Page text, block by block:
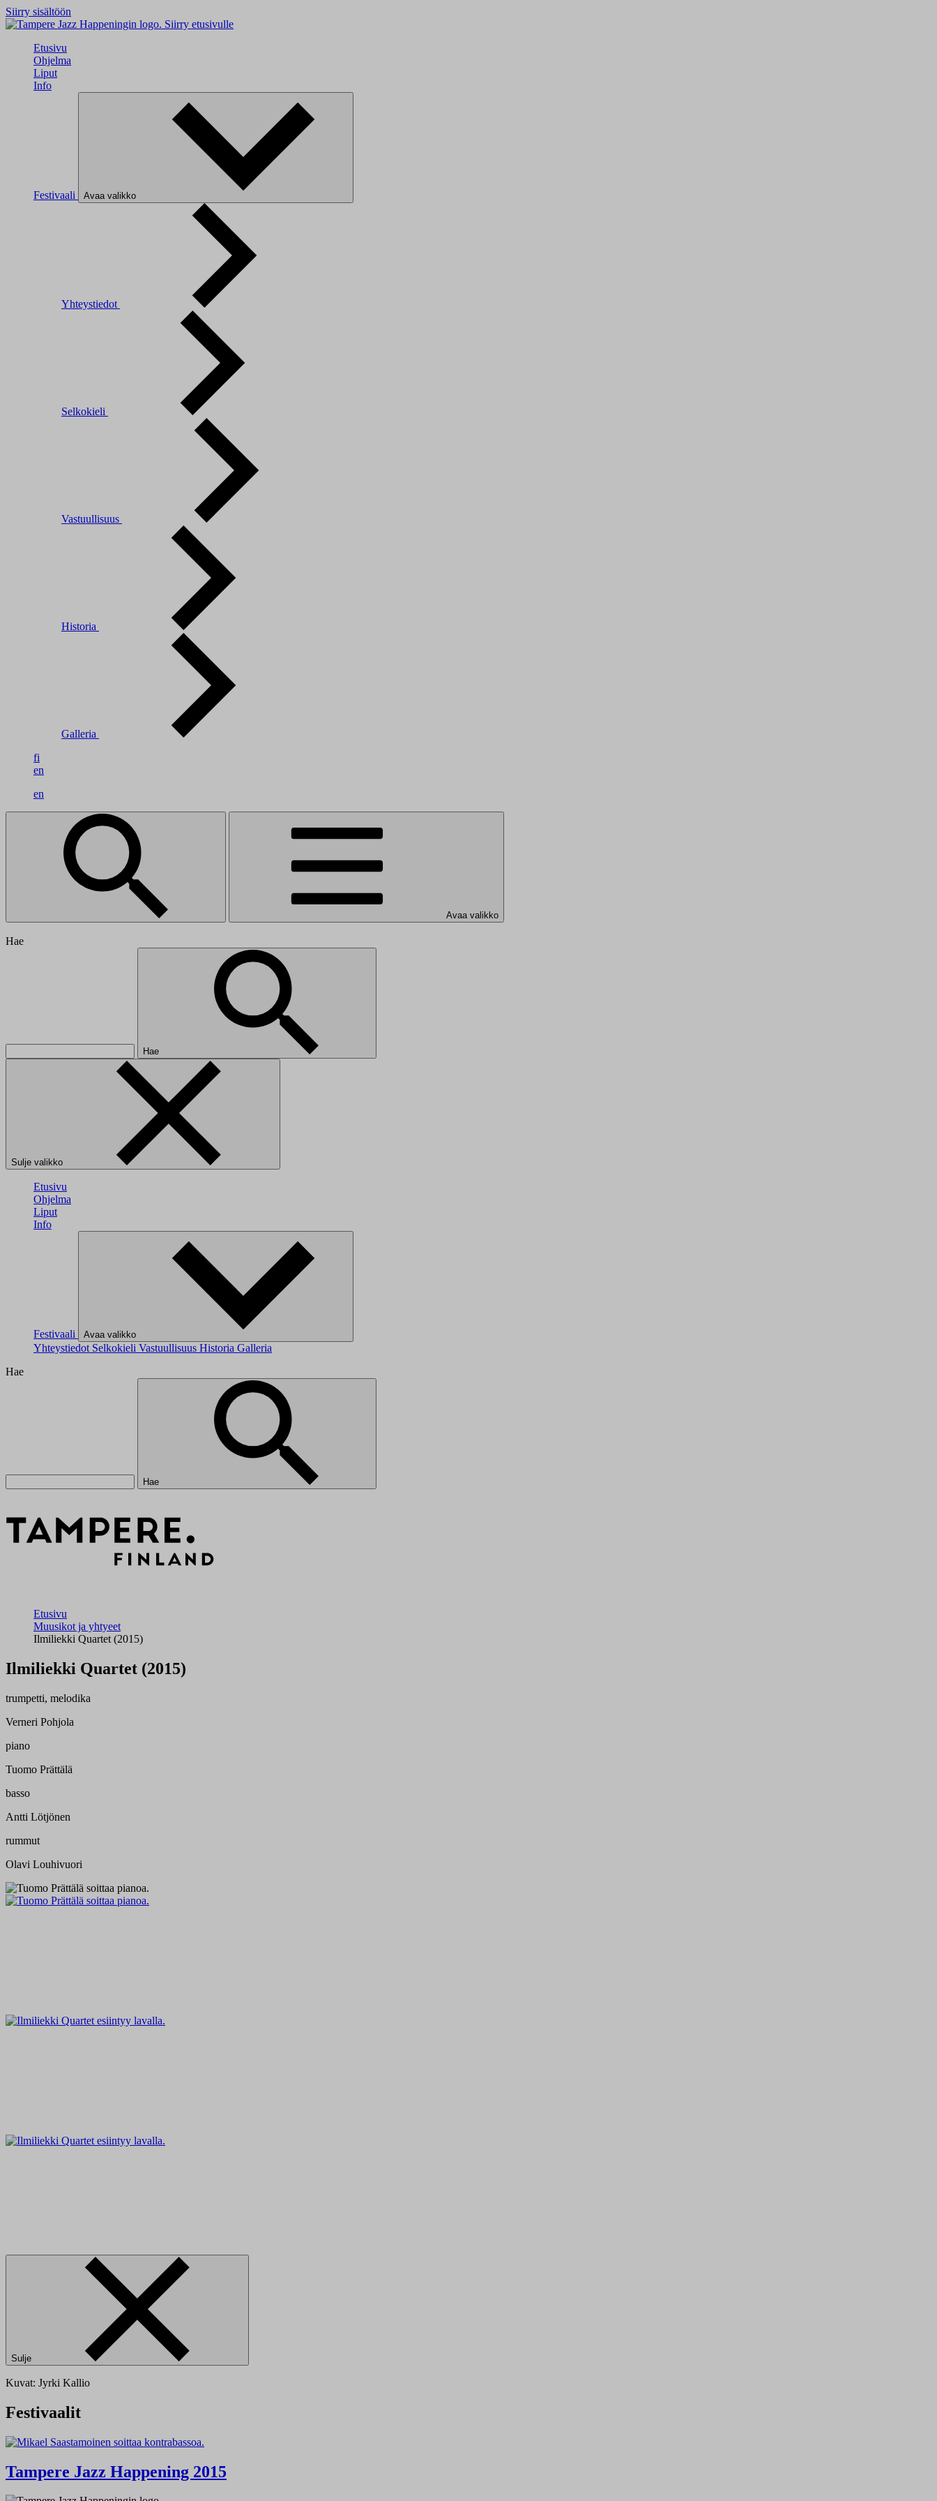
Siirry sisältöön
Siirry etusivulle
Etusivu
Ohjelma
Liput
Info
Festivaali Avaa valikko
Yhteystiedot
Selkokieli
Vastuullisuus
Historia
Galleria
fi
en
en
Avaa valikko
Hae
Hae
Sulje valikko
Etusivu
Ohjelma
Liput
Info
Festivaali Avaa valikko
Yhteystiedot Selkokieli Vastuullisuus Historia Galleria
Hae
Hae
Etusivu
Muusikot ja yhtyeet
Ilmiliekki Quartet (2015)
Ilmiliekki Quartet (2015)
trumpetti, melodika
Verneri Pohjola
piano
Tuomo Prättälä
basso
Antti Lötjönen
rummut
Olavi Louhivuori
Sulje
Kuvat: Jyrki Kallio
Festivaalit
Tampere Jazz Happening 2015